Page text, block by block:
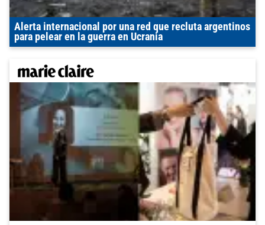
Alerta internacional por una red que recluta argentinos
para pelear en la guerra en Ucrania